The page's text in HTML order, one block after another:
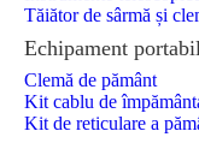
Tăiător de sârmă și
Echipament
Clemă de pământ
Kit cablu de
Kit de reticulare a